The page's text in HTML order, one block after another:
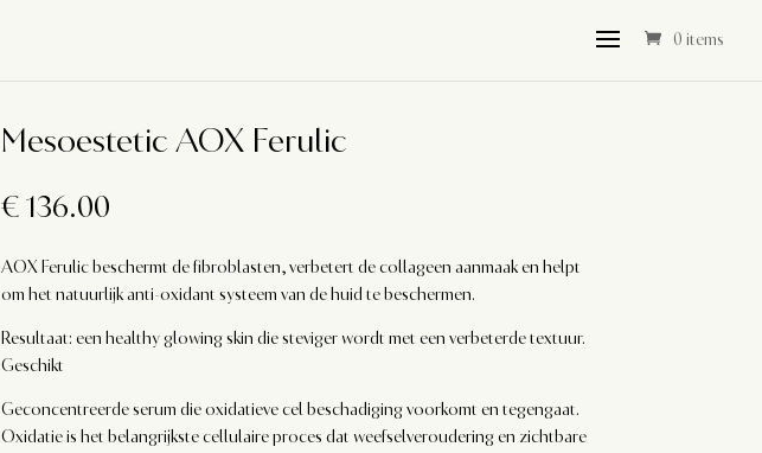
0 items
Mesoestetic AOX Ferulic
€136.00
AOX Ferulic beschermt de fibroblasten, verbetert de collageen aanmaak en helpt
om het natuurlijk anti-oxidant systeem van de huid te beschermen.
Resultaat: een healthy glowing skin die steviger wordt met een verbeterde textuur.
Geschikt
Geconcentreerde serum die oxidatieve cel beschadiging voorkomt en tegengaat.
Oxidatie is het belangrijkste cellulaire proces dat weefselveroudering en zichtbare